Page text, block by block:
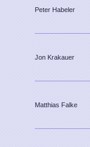
Peter Habeler
Jon Krakauer
Matthias Falke